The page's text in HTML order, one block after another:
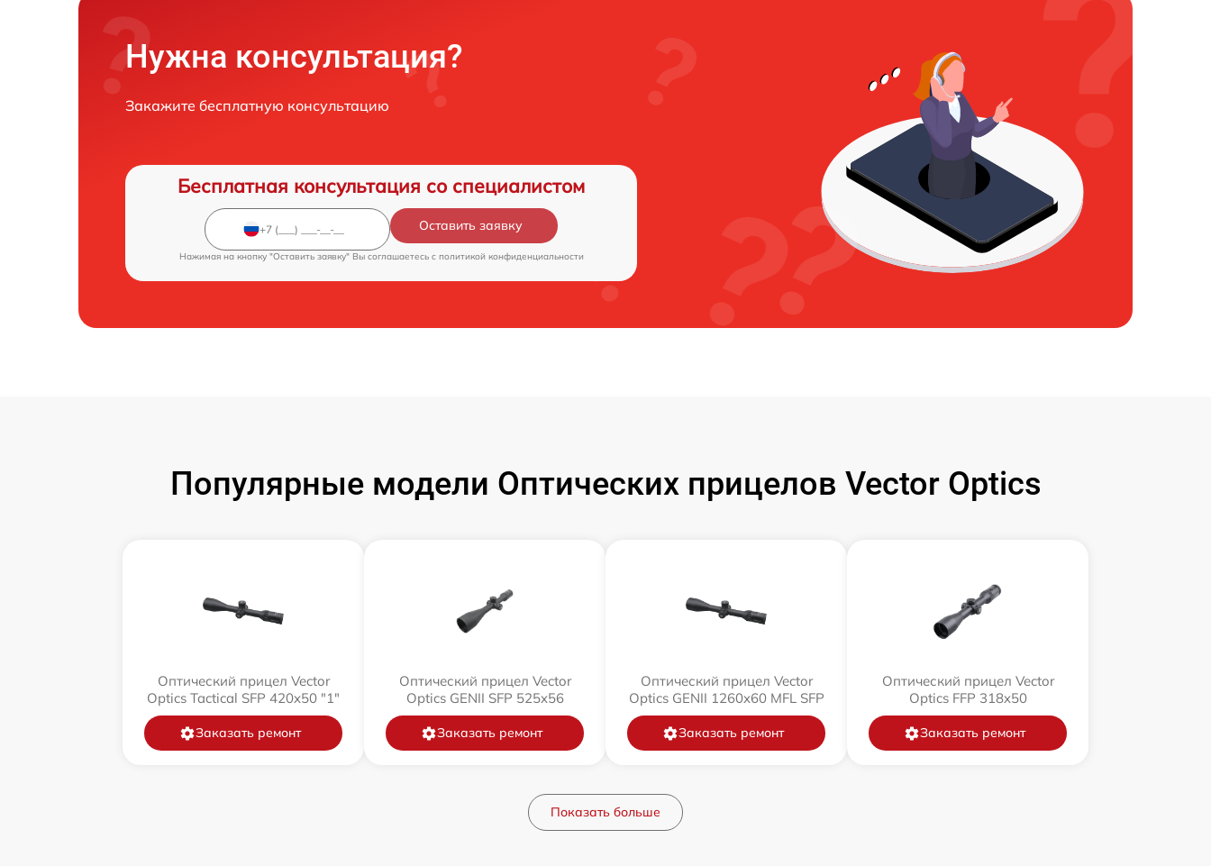
Нужна консультация?
Закажите бесплатную консультацию
Бесплатная консультация со специалистом
Оставить заявку
Нажимая на кнопку "Оставить заявку" Вы соглашаетесь c политикой конфиденциальности
Популярные модели Оптических прицелов Vector Optics
Оптический прицел Vector
Optics Tactical SFP 420x50 "1"
Заказать ремонт
Оптический прицел Vector
Optics GENII SFP 525x56
Заказать ремонт
Оптический прицел Vector
Optics GENII 1260x60 MFL SFP
Заказать ремонт
Оптический прицел Vector
Optics FFP 318x50
Заказать ремонт
Показать больше